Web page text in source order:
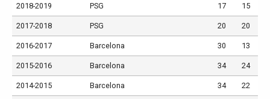
2018-2019 PSG 17 15
2017-2018 PSG 20 20
2016-2017 Barcelona 30 13
2015-2016 Barcelona 34 24
2014-2015 Barcelona 34 22